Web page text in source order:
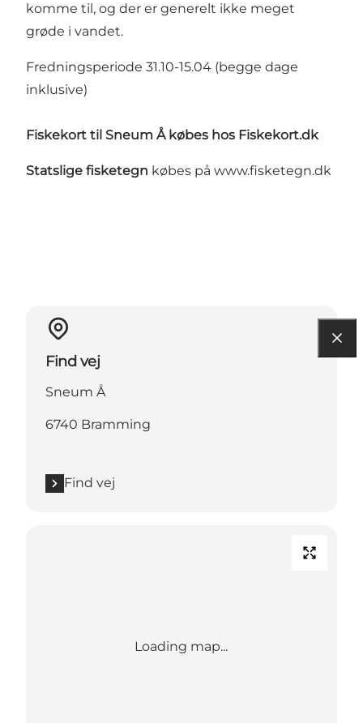
komme til, og der er generelt ikke meget
grøde i vandet.
Fredningsperiode 31.10-15.04 (begge dage
inklusive)
Fiskekort til Sneum Å købes hos Fiskekort.dk
Statslige fisketegn købes på www.fisketegn.dk
Find vej
Sneum Å
6740 Bramming
Find vej
Loading map...